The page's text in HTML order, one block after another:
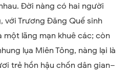
Đời nàng có hai người
với Trương Đăng Quế sinh
lãng mạn khuê các; còn
lụa Miên Tông, nàng lại là
trẻ hồn hậu chốn dân gian–